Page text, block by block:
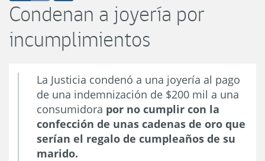
Condenan a joyería por
incumplimientos
La Justicia condenó a una joyería al pago
de una indemnización de $200 mil a una
consumidora por no cumplir con la
confección de unas cadenas de oro que
serían el regalo de cumpleaños de su
marido.